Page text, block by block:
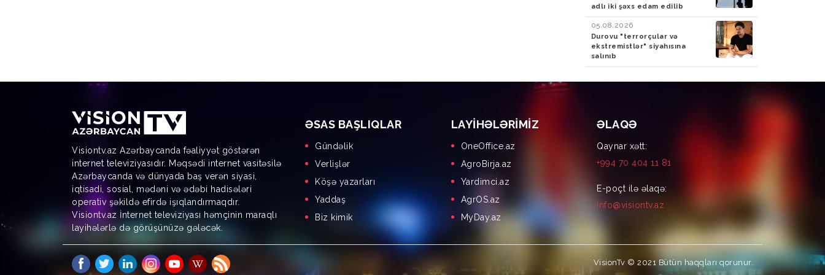
adlı iki şəxs edam edilib
05.08.2026
Durovu "terrorçular və
ekstremistlər" siyahısına
salınıb
Visiontv.az Azərbaycanda fəaliyyət göstərən
internet televiziyasıdır. Məqsədi internet vasitəsilə
Azərbaycanda və dünyada baş verən siyasi,
iqtisadi, sosial, mədəni və ədəbi hadisələri
operativ şəkildə efirdə işıqlandırmaqdır.
Visiontv.az İnternet televiziyası həmçinin maraqlı
layihələrlə də görüşünüzə gələcək.
ƏSAS BAŞLIQLAR
Gündəlik
Verlişlər
Köşə yazarları
Yaddaş
Biz kimik
LAYIHƏLƏRIMIZ
OneOffice.az
AgroBirja.az
Yardimci.az
AgrOS.az
MyDay.az
ƏLAQƏ
Qaynar xətt:
+994 70 404 11 81
E-poçt ilə əlaqə:
info@visiontv.az
VisionTv © 2021 Bütün haqqları qorunur.